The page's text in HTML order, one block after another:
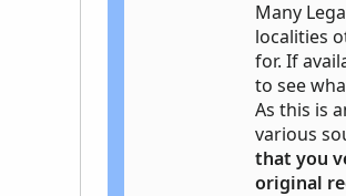
Many
localities
for. If
to see
As this is
various
that you
original